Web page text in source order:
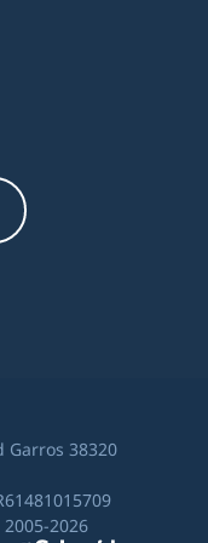
Garros 38320
2026